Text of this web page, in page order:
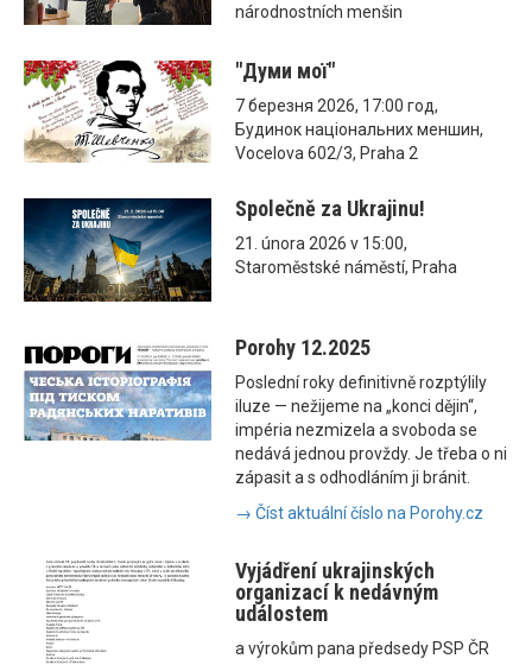
národnostních menšin
"Думи мої"
7 березня 2026, 17:00 год,
Будинок національних меншин,
Vocelova 602/3, Praha 2
Společně za Ukrajinu!
21. února 2026 v 15:00,
Staroměstské náměstí, Praha
Porohy 12.2025
Poslední roky definitivně rozptýlily
iluze — nežijeme na „konci dějin“,
impéria nezmizela a svoboda se
nedává jednou provždy. Je třeba o ni
zápasit a s odhodláním ji bránit.
→ Číst aktuální číslo na Porohy.cz
Vyjádření ukrajinských
organizací k nedávným
událostem
a výrokům pana předsedy PSP ČR